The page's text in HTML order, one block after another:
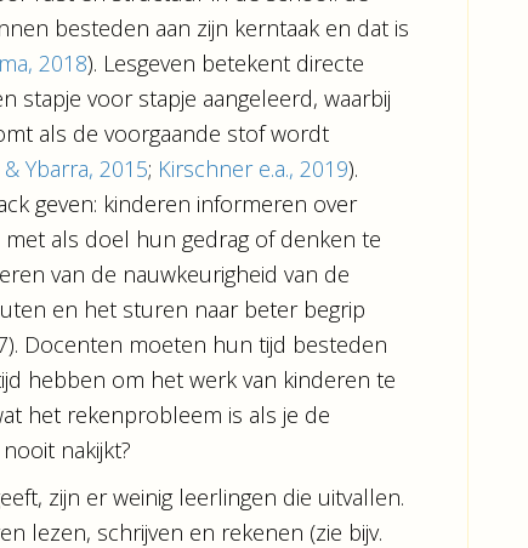
besteden aan zijn kerntaak en dat is
2018). Lesgeven betekent directe
stapje voor stapje aangeleerd, waarbij
als de voorgaande stof wordt
Ybarra, 2015; Kirschner e.a., 2019).
geven: kinderen informeren over
als doel hun gedrag of denken te
van de nauwkeurigheid van de
en het sturen naar beter begrip
Docenten moeten hun tijd besteden
hebben om het werk van kinderen te
het rekenprobleem is als je de
nakijkt?
zijn er weinig leerlingen die uitvallen.
lezen, schrijven en rekenen (zie bijv.